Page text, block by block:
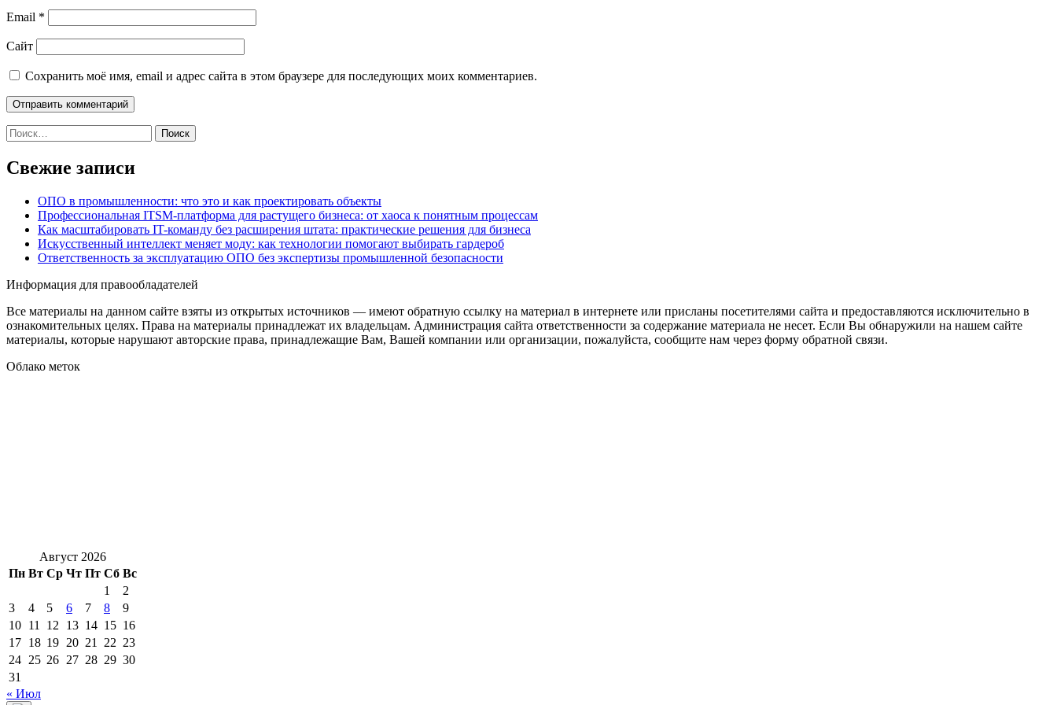
Email *
Сайт
Сохранить моё имя, email и адрес сайта в этом браузере для последующих моих комментариев.
Найти:
Свежие записи
ОПО в промышленности: что это и как проектировать объекты
Профессиональная ITSM-платформа для растущего бизнеса: от хаоса к понятным процессам
Как масштабировать IT-команду без расширения штата: практические решения для бизнеса
Искусственный интеллект меняет моду: как технологии помогают выбирать гардероб
Ответственность за эксплуатацию ОПО без экспертизы промышленной безопасности
Информация для правообладателей
Все материалы на данном сайте взяты из открытых источников — имеют обратную ссылку на материал в интернете или присланы посетителями сайта и предоставляются исключительно в
ознакомительных целях. Права на материалы принадлежат их владельцам. Администрация сайта ответственности за содержание материала не несет. Если Вы обнаружили на нашем сайте
материалы, которые нарушают авторские права, принадлежащие Вам, Вашей компании или организации, пожалуйста, сообщите нам через форму обратной связи.
Облако меток
Август 2026
Пн Вт Ср Чт Пт Сб Вс
1
2
3
4 5 6 7 8
9
10 11 12 13 14 15 16
17 18 19 20 21 22 23
24 25 26 27 28 29 30
31
« Июл